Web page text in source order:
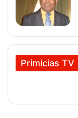
Primicias TV